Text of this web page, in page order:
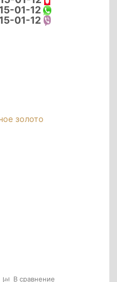
01-12
01-12
В сравнение